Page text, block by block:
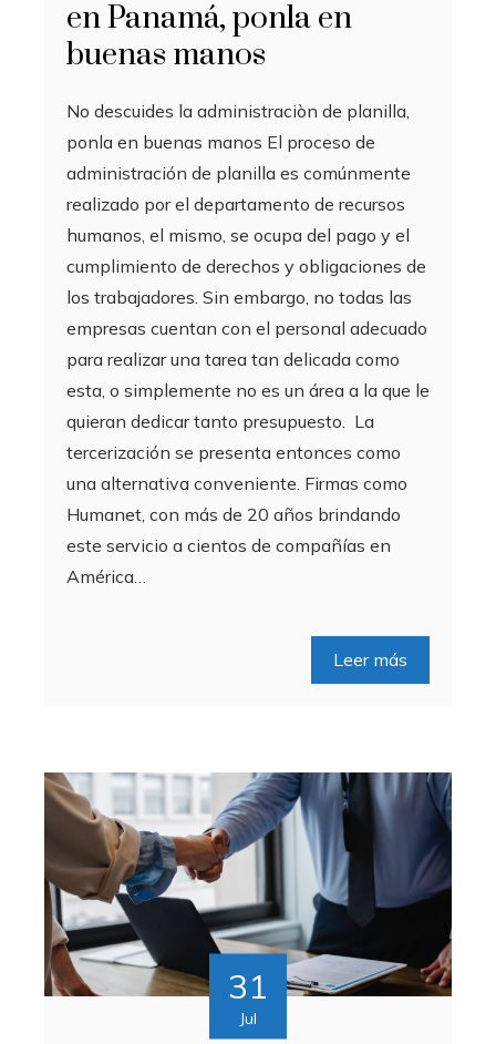
en Panamá, ponla en
buenas manos
No descuides la administraciòn de planilla,
ponla en buenas manos El proceso de
administración de planilla es comúnmente
realizado por el departamento de recursos
humanos, el mismo, se ocupa del pago y el
cumplimiento de derechos y obligaciones de
los trabajadores. Sin embargo, no todas las
empresas cuentan con el personal adecuado
para realizar una tarea tan delicada como
esta, o simplemente no es un área a la que le
quieran dedicar tanto presupuesto. La
tercerización se presenta entonces como
una alternativa conveniente. Firmas como
Humanet, con más de 20 años brindando
este servicio a cientos de compañías en
América…
Leer más
31
Jul